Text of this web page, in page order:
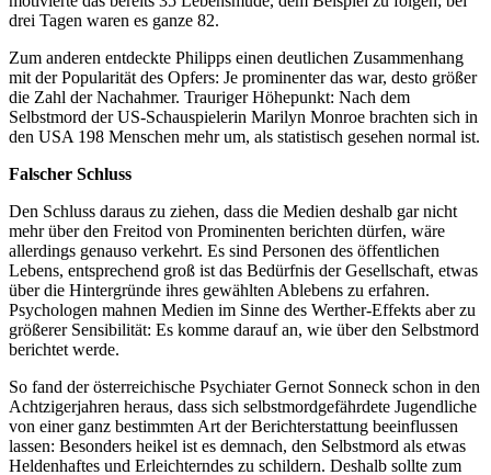
drei Tagen waren es ganze 82.
Zum anderen entdeckte Philipps einen deutlichen Zusammenhang
mit der Popularität des Opfers: Je prominenter das war, desto größer
die Zahl der Nachahmer. Trauriger Höhepunkt: Nach dem
Selbstmord der US-Schauspielerin Marilyn Monroe brachten sich in
den USA 198 Menschen mehr um, als statistisch gesehen normal ist.
Falscher Schluss
Den Schluss daraus zu ziehen, dass die Medien deshalb gar nicht
mehr über den Freitod von Prominenten berichten dürfen, wäre
allerdings genauso verkehrt. Es sind Personen des öffentlichen
Lebens, entsprechend groß ist das Bedürfnis der Gesellschaft, etwas
über die Hintergründe ihres gewählten Ablebens zu erfahren.
Psychologen mahnen Medien im Sinne des Werther-Effekts aber zu
größerer Sensibilität: Es komme darauf an, wie über den Selbstmord
berichtet werde.
So fand der österreichische Psychiater Gernot Sonneck schon in den
Achtzigerjahren heraus, dass sich selbstmordgefährdete Jugendliche
von einer ganz bestimmten Art der Berichterstattung beeinflussen
lassen: Besonders heikel ist es demnach, den Selbstmord als etwas
Heldenhaftes und Erleichterndes zu schildern. Deshalb sollte zum